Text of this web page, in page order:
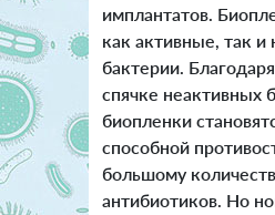
имплантатов.
как активные, так и
бактерии.
спячке неактивных
биопленки
способной
большому
антибиотиков. Но